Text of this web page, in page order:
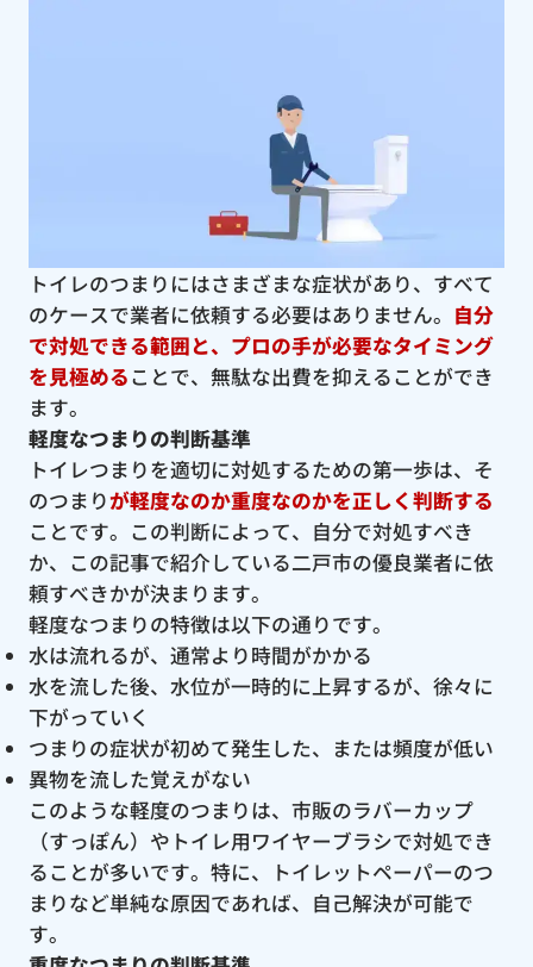
トイレのつまりにはさまざまな症状があり、すべて
のケースで業者に依頼する必要はありません。 自分
で対処できる範囲と、プロの手が必要なタイミング
を見極めることで、無駄な出費を抑えることができ
ます。
軽度なつまりの判断基準
トイレつまりを適切に対処するための第一歩は、そ
のつまりが軽度なのか重度なのかを正しく判断する
ことです。この判断によって、自分で対処すべき
か、この記事で紹介している二戸市の優良業者に依
頼すべきかが決まります。
軽度なつまりの特徴は以下の通りです。
水は流れるが、通常より時間がかかる
水を流した後、水位が一時的に上昇するが、徐々に
下がっていく
つまりの症状が初めて発生した、または頻度が低い
異物を流した覚えがない
このような軽度のつまりは、市販のラバーカップ
（すっぽん）やトイレ用ワイヤーブラシで対処でき
ることが多いです。特に、トイレットペーパーのつ
まりなど単純な原因であれば、自己解決が可能で
す。